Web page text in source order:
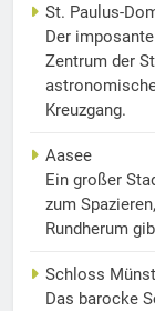
St. Paulus-
Der
Zentrum der
Kreuzgang.
Aasee
Ein großer
zum
Rundherum
Schloss
Das barocke